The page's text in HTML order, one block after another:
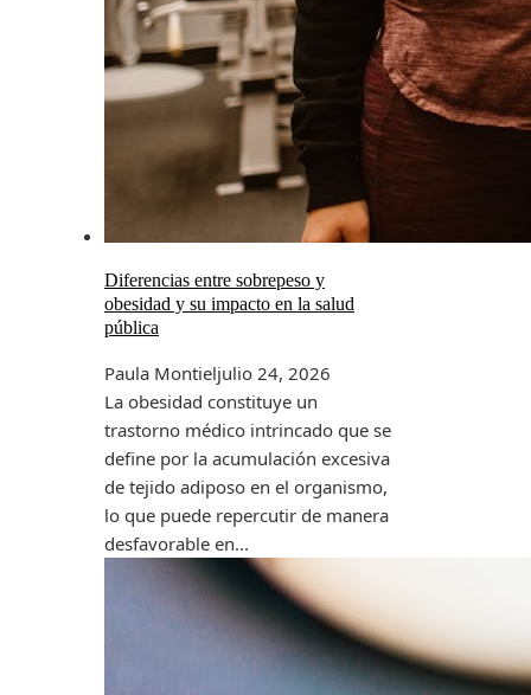
Diferencias entre sobrepeso y
obesidad y su impacto en la salud
pública
Paula Montieljulio 24, 2026
La obesidad constituye un
trastorno médico intrincado que se
define por la acumulación excesiva
de tejido adiposo en el organismo,
lo que puede repercutir de manera
desfavorable en...